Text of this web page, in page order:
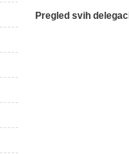
Pregled svih